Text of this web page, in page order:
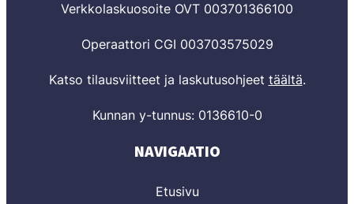
Verkkolaskuosoite OVT 003701366100
Operaattori CGI 003703575029
Katso tilausviitteet ja laskutusohjeet täältä.
Kunnan y-tunnus: 0136610-0
NAVIGAATIO
Etusivu